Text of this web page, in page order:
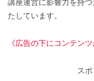
講座運営に影響力を持
たしています。
《広告の下にコンテンツ
ス